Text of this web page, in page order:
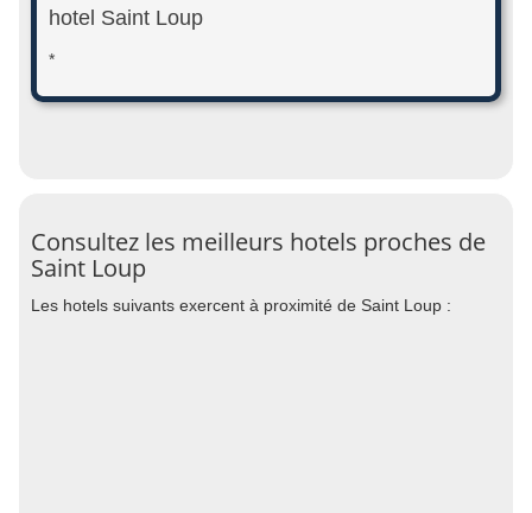
hotel Saint Loup
*
Consultez les meilleurs hotels proches de
Saint Loup
Les hotels suivants exercent à proximité de Saint Loup :